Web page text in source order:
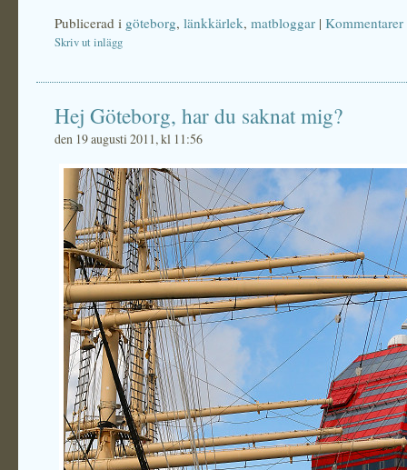
Publicerad i göteborg, länkkärlek, matbloggar |
Skriv ut inlägg
Hej Göteborg, har du saknat mig?
den 19 augusti 2011, kl 11:56